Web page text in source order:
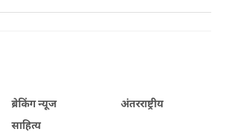
ब्रेकिंग न्यूज
अंतरराष्ट्रीय
साहित्य